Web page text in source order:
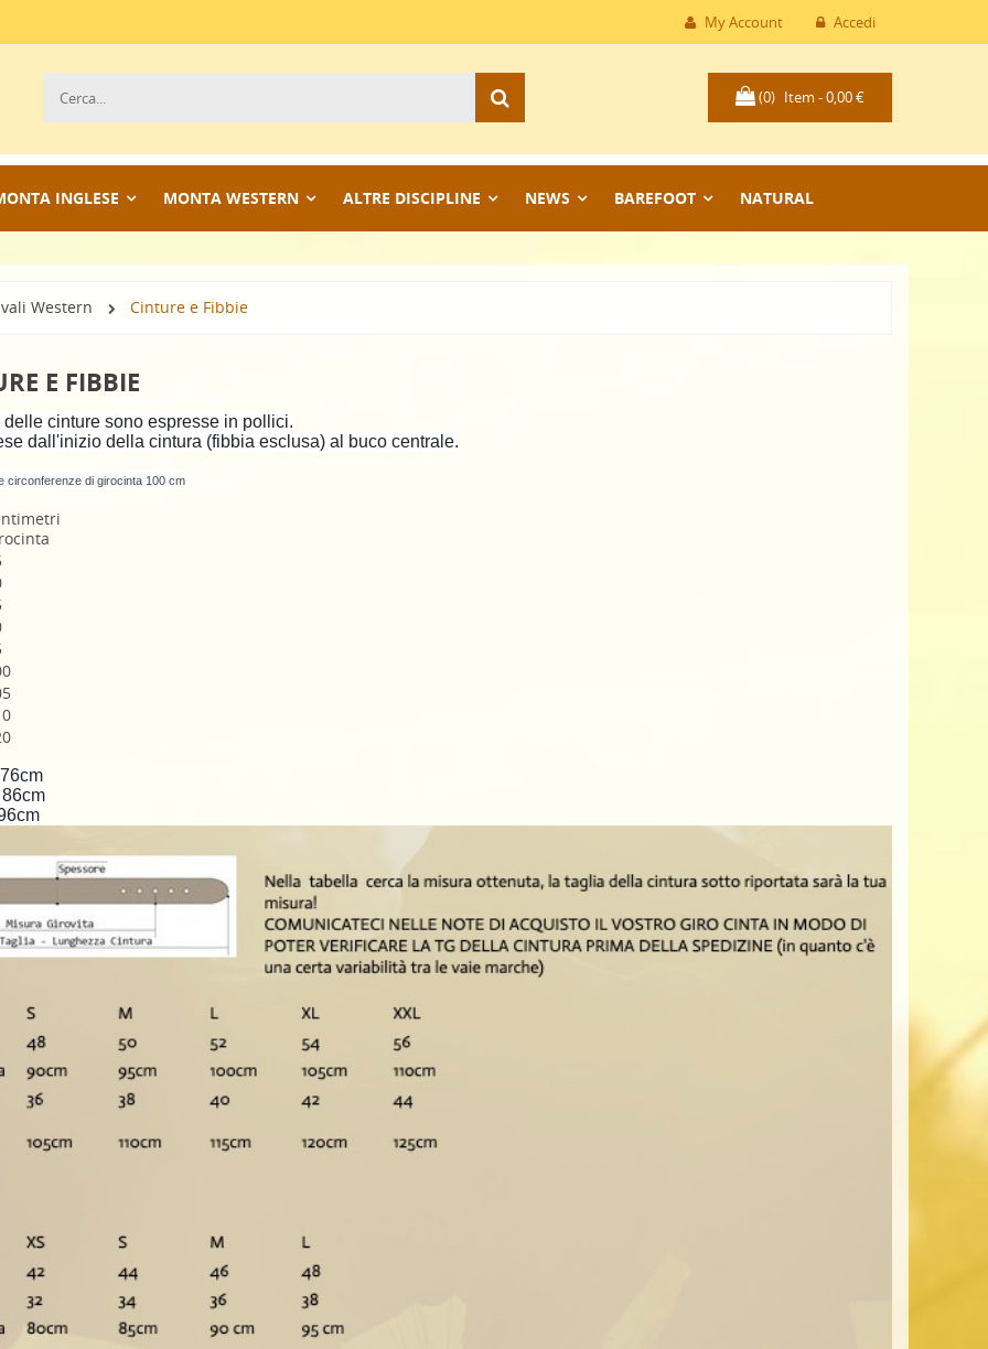
My Account Accedi
(0) Item -0,00 €
INGLESE MONTA WESTERN ALTRE DISCIPLINE NEWS BAREFOOT NATURAL
Western Cinture e Fibbie
E FIBBIE
delle cinture sono espresse in pollici.
dall'inizio della cintura (fibbia esclusa) al buco centrale.
circonferenze di girocinta 100 cm